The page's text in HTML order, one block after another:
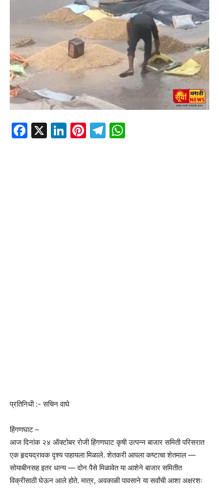
Facebook
X LinkedIn
Pinterest
Telegram
प्रतिनिधी :- सचिन वाघे
हिंगणघाट –
आज दिनांक २४ ऑक्टोबर रोजी हिंगणघाट कृषी उत्पन्न बाजार समिती परिसरात
एक हृदयद्रावक दृश्य पाहायला मिळाले. शेतकरी आपला कष्टाचा शेतमाल —
सोयाबीनसह इतर धान्य — दोन पैसे मिळावेत या आशेने बाजार समितीत
विक्रीसाठी घेऊन आले होते. मात्र, अवकाळी पावसाने या सर्वांची आशा अक्षरशः